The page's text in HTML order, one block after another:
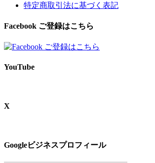
特定商取引法に基づく表記
Facebook ご登録はこちら
YouTube
X
Googleビジネスプロフィール